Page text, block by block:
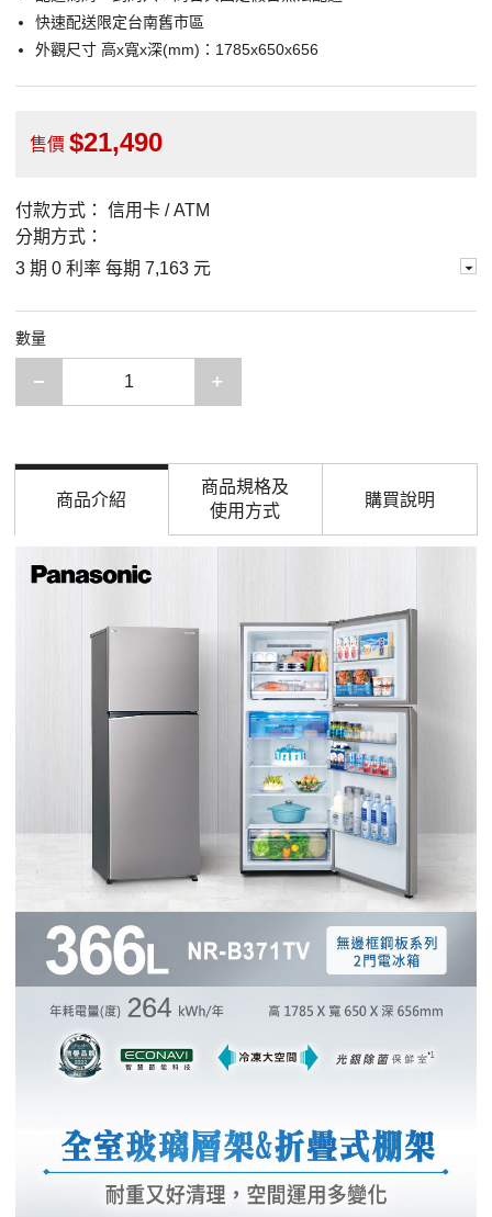
快速配送限定台南舊市區
外觀尺寸 高x寬x深(mm)：1785x650x656
售價 21,490
付款方式：
信用卡 / ATM
分期方式：
3 期 0 利率 每期 7,163 元
數量
減少一項
商品介紹
商品規格及
使用方式
購買說明